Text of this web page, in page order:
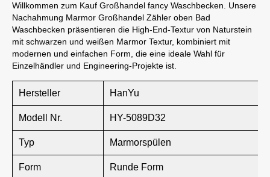
Willkommen zum Kauf Großhandel fancy Waschbecken. Unsere
Nachahmung Marmor Großhandel Zähler oben Bad
Waschbecken präsentieren die High-End-Textur von Naturstein
mit schwarzen und weißen Marmor Textur, kombiniert mit
modernen und einfachen Form, die eine ideale Wahl für
Einzelhändler und Engineering-Projekte ist.
Hersteller HanYu
Modell Nr. HY-5089D32
Typ Marmorspülen
Form Runde Form